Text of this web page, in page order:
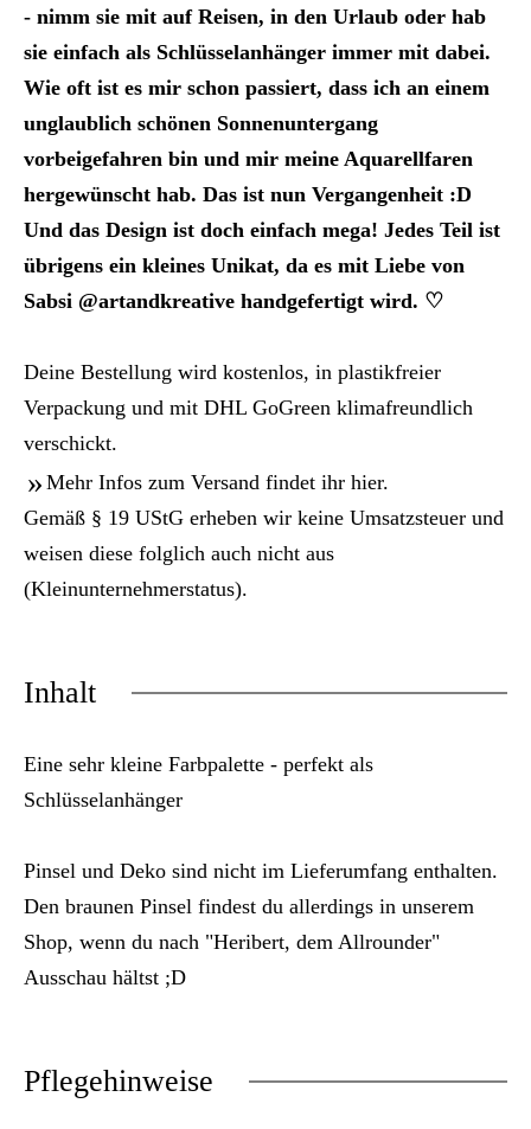
- nimm sie mit auf Reisen, in den Urlaub oder hab
sie einfach als Schlüsselanhänger immer mit dabei.
Wie oft ist es mir schon passiert, dass ich an einem
unglaublich schönen Sonnenuntergang
vorbeigefahren bin und mir meine Aquarellfaren
hergewünscht hab. Das ist nun Vergangenheit :D
Und das Design ist doch einfach mega! Jedes Teil ist
übrigens ein kleines Unikat, da es mit Liebe von
Sabsi @artandkreative handgefertigt wird. ♡
Deine Bestellung wird kostenlos, in plastikfreier
Verpackung und mit DHL GoGreen klimafreundlich
verschickt.
Mehr Infos zum Versand findet ihr hier.
Gemäß § 19 UStG erheben wir keine Umsatzsteuer und
weisen diese folglich auch nicht aus
(Kleinunternehmerstatus).
Inhalt
Eine sehr kleine Farbpalette - perfekt als
Schlüsselanhänger
Pinsel und Deko sind nicht im Lieferumfang enthalten.
Den braunen Pinsel findest du allerdings in unserem
Shop, wenn du nach "Heribert, dem Allrounder"
Ausschau hältst ;D
Pflegehinweise